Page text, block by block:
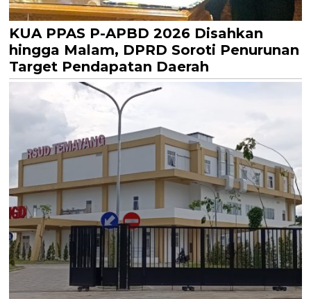
KUA PPAS P-APBD 2026 Disahkan
hingga Malam, DPRD Soroti Penurunan
Target Pendapatan Daerah